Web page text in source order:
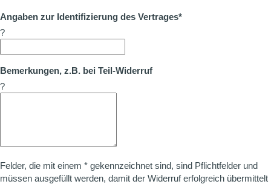
Angaben zur Identifizierung des Vertrages*
?
Bemerkungen, z.B. bei Teil-Widerruf
?
Felder, die mit einem * gekennzeichnet sind, sind Pflichtfelder und
müssen ausgefüllt werden, damit der Widerruf erfolgreich übermittelt